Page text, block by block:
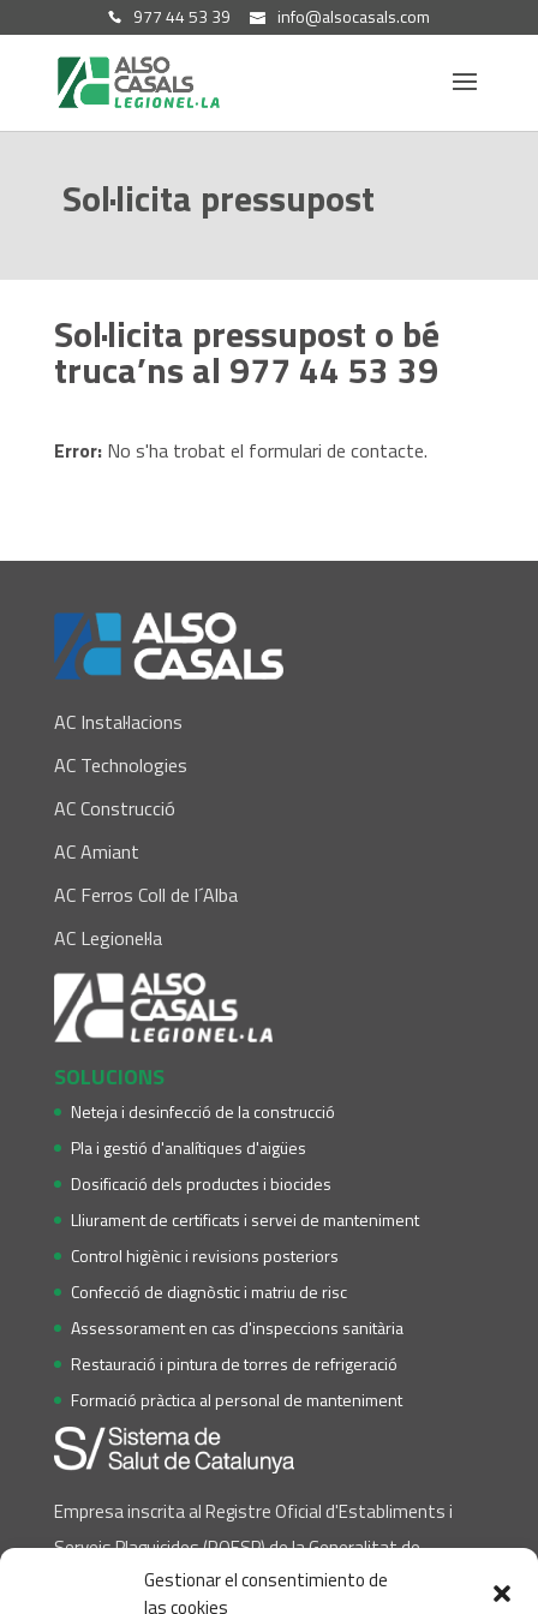
Gestionar el consentimiento de
las cookies
977 44 53 39 info@alsocasals.com
Sol·licita pressupost
Sol·licita pressupost o bé
truca’ns al 977 44 53 39
Error:No s'ha trobat el formulari de contacte.
AC Instal·lacions
AC Technologies
AC Construcció
AC Amiant
AC Ferros Coll de l´Alba
AC Legionel·la
SOLUCIONS
Neteja i desinfecció de la construcció
Pla i gestió d'analítiques d'aigües
Dosificació dels productes i biocides
Lliurament de certificats i servei de manteniment
Control higiènic i revisions posteriors
Confecció de diagnòstic i matriu de risc
Assessorament en cas d'inspeccions sanitària
Restauració i pintura de torres de refrigeració
Formació pràctica al personal de manteniment
Empresa inscrita al Registre Oficial d'Establiments i
Serveis Plaguicides (ROESP) de la Generalitat de
Catalunya (Departament de Salut)